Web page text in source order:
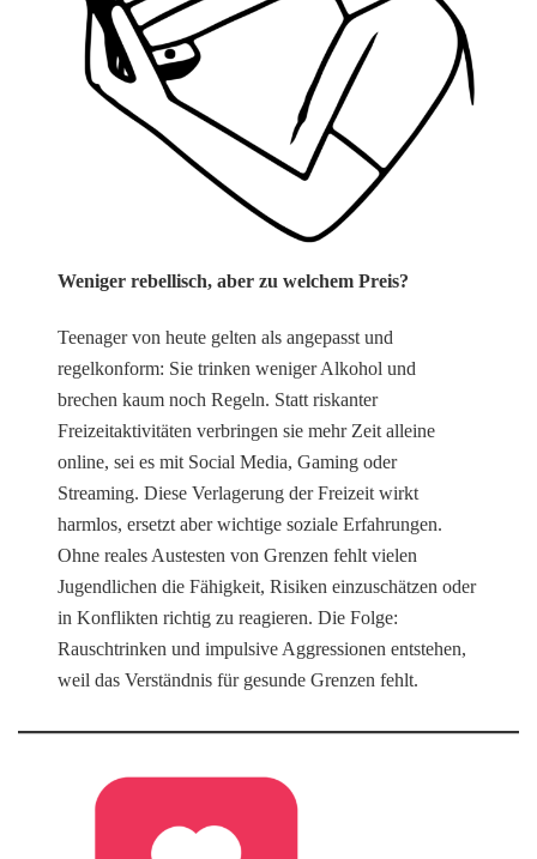
Weniger rebellisch, aber zu welchem Preis?
Teenager von heute gelten als angepasst und
regelkonform: Sie trinken weniger Alkohol und
brechen kaum noch Regeln. Statt riskanter
Freizeitaktivitäten verbringen sie mehr Zeit alleine
online, sei es mit Social Media, Gaming oder
Streaming. Diese Verlagerung der Freizeit wirkt
harmlos, ersetzt aber wichtige soziale Erfahrungen.
Ohne reales Austesten von Grenzen fehlt vielen
Jugendlichen die Fähigkeit, Risiken einzuschätzen oder
in Konflikten richtig zu reagieren. Die Folge:
Rauschtrinken und impulsive Aggressionen entstehen,
weil das Verständnis für gesunde Grenzen fehlt.